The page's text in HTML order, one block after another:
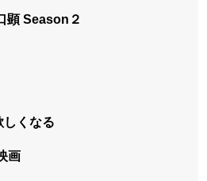
顕 Season２
しくなる
画